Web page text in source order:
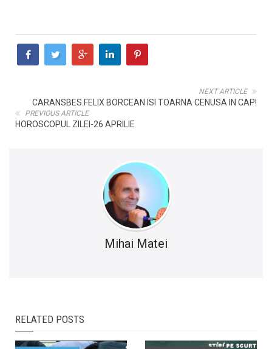
NEXT ARTICLE
CARANSBES.FELIX BORCEAN ISI TOARNA CENUSA IN CAP!
PREVIOUS ARTICLE
HOROSCOPUL ZILEI-26 APRILIE
Mihai Matei
RELATED POSTS